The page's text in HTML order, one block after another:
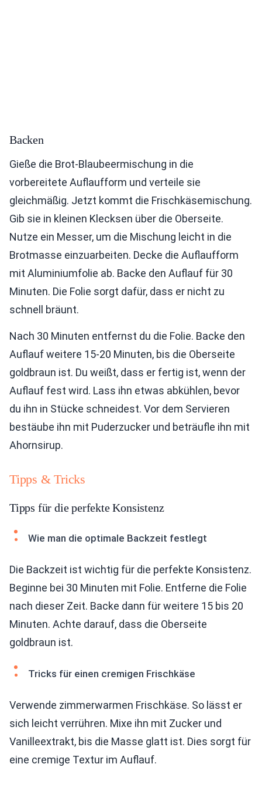
Backen
Gieße die Brot-Blaubeermischung in die
vorbereitete Auflaufform und verteile sie
gleichmäßig. Jetzt kommt die Frischkäsemischung.
Gib sie in kleinen Klecksen über die Oberseite.
Nutze ein Messer, um die Mischung leicht in die
Brotmasse einzuarbeiten. Decke die Auflaufform
mit Aluminiumfolie ab. Backe den Auflauf für 30
Minuten. Die Folie sorgt dafür, dass er nicht zu
schnell bräunt.
Nach 30 Minuten entfernst du die Folie. Backe den
Auflauf weitere 15-20 Minuten, bis die Oberseite
goldbraun ist. Du weißt, dass er fertig ist, wenn der
Auflauf fest wird. Lass ihn etwas abkühlen, bevor
du ihn in Stücke schneidest. Vor dem Servieren
bestäube ihn mit Puderzucker und beträufle ihn mit
Ahornsirup.
Tipps & Tricks
Tipps für die perfekte Konsistenz
Wie man die optimale Backzeit festlegt
Die Backzeit ist wichtig für die perfekte Konsistenz.
Beginne bei 30 Minuten mit Folie. Entferne die Folie
nach dieser Zeit. Backe dann für weitere 15 bis 20
Minuten. Achte darauf, dass die Oberseite
goldbraun ist.
Tricks für einen cremigen Frischkäse
Verwende zimmerwarmen Frischkäse. So lässt er
sich leicht verrühren. Mixe ihn mit Zucker und
Vanilleextrakt, bis die Masse glatt ist. Dies sorgt für
eine cremige Textur im Auflauf.